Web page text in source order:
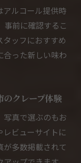
アルコール提供時
事前に確認するこ
タッフにおすすめ
合った新しい味わ
のクレープ体験
写真で選ぶのもお
レビューサイトに
が多数掲載されて